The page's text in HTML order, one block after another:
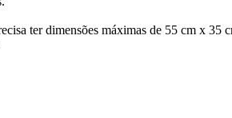
ter dimensões máximas de 55 cm x